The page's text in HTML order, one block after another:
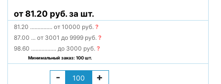
от 81.20 руб. за шт.
81.20 ............... от 10000 руб.?
87.00 ... от 3001 до 9999 руб.?
98.60 ................. до 3000 руб.?
Минимальный заказ: 100 шт.
- +